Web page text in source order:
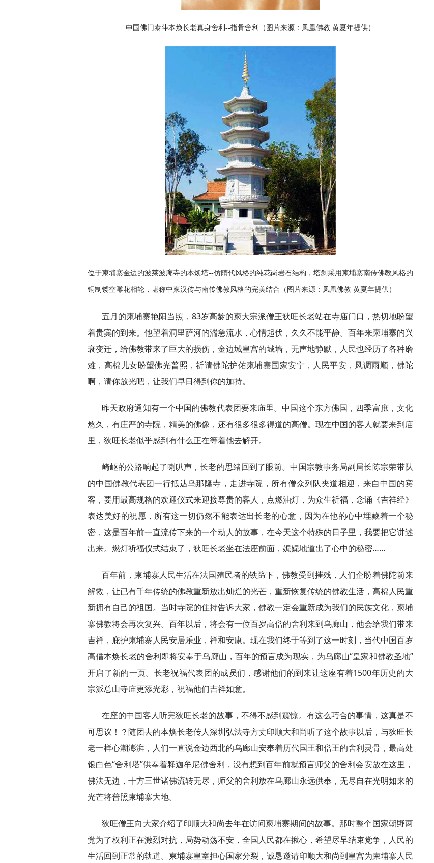
中国佛门泰斗本焕长老真身舍利--指骨舍利（图片来源：凤凰佛教 黄夏年提供）
位于柬埔寨金边的波莱波廊寺的本焕塔--仿隋代风格的纯花岗岩石结构，塔刹采用柬埔寨南传佛教风格的
铜制镂空雕花相轮，堪称中柬汉传与南传佛教风格的完美结合（图片来源：凤凰佛教 黄夏年提供）
五月的柬埔寨艳阳当照，83岁高龄的柬大宗派僧王狄旺长老站在寺庙门口，热切地盼望
着贵宾的到来。他望着洞里萨河的湍急流水，心情起伏，久久不能平静。百年来柬埔寨的兴
衰变迁，给佛教带来了巨大的损伤，金边城皇宫的城墙，无声地静默，人民也经历了各种磨
难，高棉儿女盼望佛光普照，祈请佛陀护佑柬埔寨国家安宁，人民平安，风调雨顺，佛陀
啊，请你放光吧，让我们早日得到你的加持。
昨天政府通知有一个中国的佛教代表团要来庙里。中国这个东方佛国，四季富庶，文化
悠久，有庄严的寺院，精美的佛像，还有很多很多得道的高僧。现在中国的客人就要来到庙
里，狄旺长老似乎感到有什么正在等着他去解开。
崎岖的公路响起了喇叭声，长老的思绪回到了眼前。中国宗教事务局副局长陈宗荣带队
的中国佛教代表团一行抵达乌那隆寺，走进寺院，所有僧众列队夹道相迎，来自中国的宾
客，要用最高规格的欢迎仪式来迎接尊贵的客人，点燃油灯，为众生祈福，念诵《吉祥经》
表达美好的祝愿，所有这一切仍然不能表达出长老的心意，因为在他的心中埋藏着一个秘
密，这是百年前一直流传下来的一个动人的故事，在今天这个特殊的日子里，我要把它讲述
出来。燃灯祈福仪式结束了，狄旺长老坐在法座前面，娓娓地道出了心中的秘密……
百年前，柬埔寨人民生活在法国殖民者的铁蹄下，佛教受到摧残，人们企盼着佛陀前来
解救，让已有千年传统的佛教重新放出灿烂的光芒，重新恢复传统的佛教生活，高棉人民重
新拥有自己的祖国。当时寺院的住持告诉大家，佛教一定会重新成为我们的民族文化，柬埔
寨佛教将会再次复兴。百年以后，将会有一位百岁高僧的舍利来到乌廊山，他会给我们带来
吉祥，庇护柬埔寨人民安居乐业，祥和安康。现在我们终于等到了这一时刻，当代中国百岁
高僧本焕长老的舍利即将安奉于乌廊山，百年的预言成为现实，为乌廊山“皇家和佛教圣地”
开启了新的一页。长老祝福代表团的成员们，感谢他们的到来让这座有着1500年历史的大
宗派总山寺庙更添光彩，祝福他们吉祥如意。
在座的中国客人听完狄旺长老的故事，不得不感到震惊。有这么巧合的事情，这真是不
可思议！？随团去的本焕长老传人深圳弘法寺方丈印顺大和尚听了这个故事以后，与狄旺长
老一样心潮澎湃，人们一直说金边西北的乌廊山安奉着历代国王和僧王的舍利灵骨，最高处
银白色“舍利塔”供奉着释迦牟尼佛舍利，没有想到百年前就预言师父的舍利会安放在这里，
佛法无边，十方三世诸佛流转无尽，师父的舍利放在乌廊山永远供奉，无尽自在光明如来的
光芒将普照柬埔寨大地。
狄旺僧王向大家介绍了印顺大和尚去年在访问柬埔寨期间的故事。那时整个国家朝野两
党为了权利正在激烈对抗，局势动荡不安，全国人民都在揪心，希望尽早结束党争，人民的
生活回到正常的轨道。柬埔寨皇室担心国家分裂，诚恳邀请印顺大和尚到皇宫为柬埔寨人民